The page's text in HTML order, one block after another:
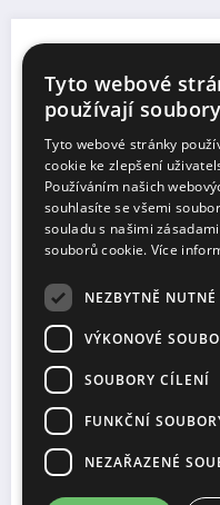
Co si obléct na
pohodlný večer u ohně
Tyto webové
používají
Tyto webové stránky
cookie ke zlepšení
Používáním našich
souhlasíte se všemi
souladu s našimi
souborů cookie. Více
NEZBYTNĚ NUTNÉ
VÝKONOVÉ
SOUBORY CÍLENÍ
FUNKČNÍ
NEZAŘAZENÉ